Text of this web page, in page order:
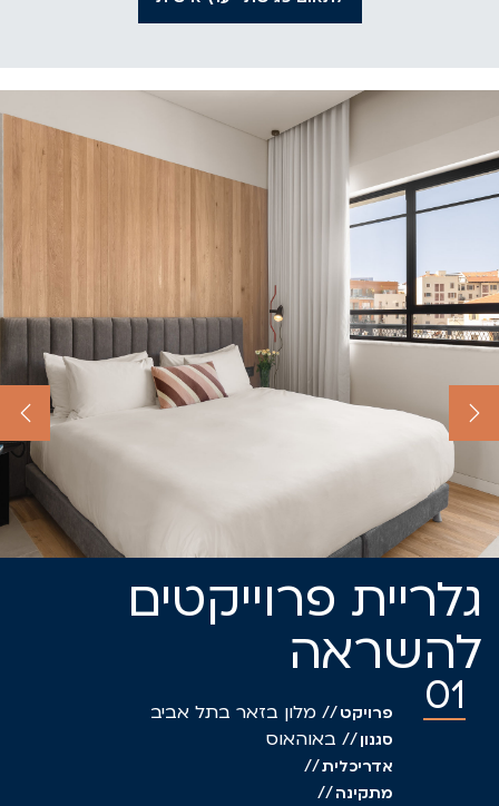
פרוייקטים
01 פרויקט//מלון בזאר בתל אביב
סגנון//באוהאוס
אדריכלית//
מתקינה//
Previous
Next